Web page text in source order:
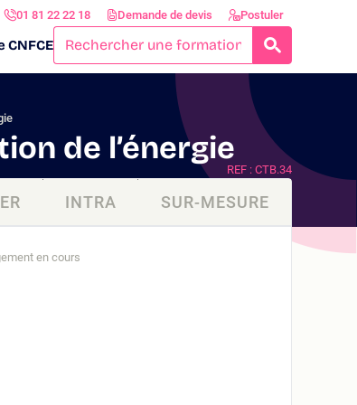
01 81 22 22 18 Demande de devis Postuler
CNFCE
de l’énergie
REF : CTB.34
INTRA SUR-MESURE